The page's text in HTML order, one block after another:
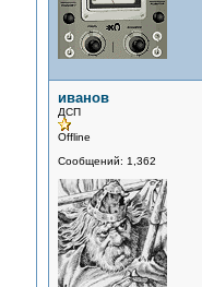
иванов
ДСП
Offline
Сообщений: 1,362